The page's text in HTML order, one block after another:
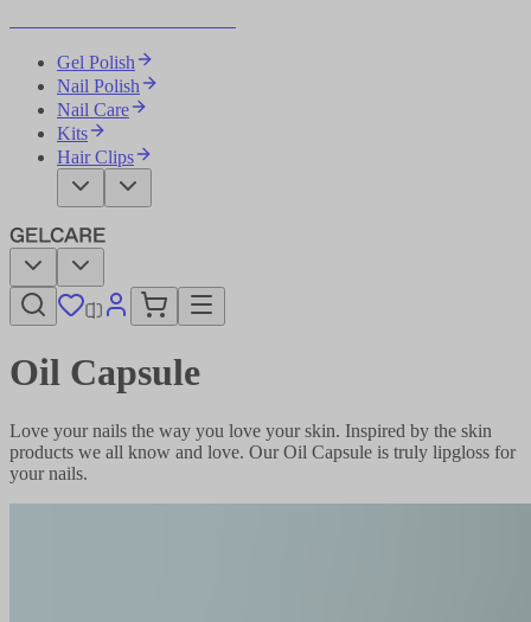
Gel Polish
Nail Polish
Nail Care
Kits
Hair Clips
Oil Capsule​​​​‌ ‍ ​‍​‍‌‍ ‌ ​‍‌‍‍‌‌‍‌ ‌‍‍‌‌‍ ‍​‍​‍​ ‍‍​‍​‍‌ ​ ‌‍​‌‌‍ ‍‌‍‍‌‌ ‌​‌ ‍‌​‍ ‍‌‍‍‌‌‍ ​‍​‍​‍ ​​‍​‍‌‍‍​‌ ​‍‌‍‌‌‌‍‌‍​‍​‍​ ‍‍​‍​‍‌‍‍​‌ ‌​‌ ‌​‌ ​​‌ ​ ​ ‍‍​‍ ​‍ ‌‍‌ ‌‍‌‌‌‍ ​‌‍​ ‌‍​‌‌ ​‍‌‍‌‌​‍ ‍‌ ​ ‌‍​‌‌‍ ‍‌‍‍‌‌ ‌​‌ ‍‌​‍ ‍‌ ​ ‌ ‌​‌ ‌‌‌‍‌​‌‍‍‌‌‍ ​‍ ‌‍‍‌‌‍ ‍‌ ‌​‌‍‌‌‌‍ ‍‌ ‌​​‍ ‌‍‌‌‌‍‌​‌‍‍‌‌ ‌​​‍ ‌‍ ‌‌‍ ‌‍‌​‌‍‌‌​ ‌‌ ​​‌ ​‍‌‍‌‌‌ ​ ‌‍‌‌‌‍ ‍‌ ‌​‌‍​‌‌ ‌​‌‍‍‌‌‍ ‌‍ ‍​ ‍ ‌‍‍‌‌‍‌​​ ‌‌ ​ ‌‍‍​‌‍ ‌ ​​‌‍‍‌‌‍‌‍‌ ‍‌‌​​ ‌‍ ‌‍ ​‌‍ ​‌‍‌‌‌‍​ ‌ ‌​‌‍‍‌‌‍ ‌‍ ‍​‍ ‌​ ‌​​ ‌ ​ ​ ​ ​‌​ ‌​​ ​ ​ ‍‌​ ​​​ ​‍​ ‌‌​ ​​​ ​‌​ ‍ ‌ ‌​‌ ‍‌‌ ​​‌‍‌‌​ ‌‌‍​ ‌‍ ‌‍ ​‌‍ ​‌‍‌‌‌‍​ ‌ ‌​‌‍‍‌‌‍ ‌‍ ‍​ ‍ ‌ ​​‌‍​‌‌ ‌​‌‍‍​​ ‌‌‍‍​‌‍‌‌‌ ​‍‌‍ ​‍ ‍‌ ‌​‌‍‍‌‌ ‌​‌‍ ​‌‍‌‌​‍‌‌​ ‌‌‌​​‍‌‌ ‌‍‍ ‌‍‌‌‌ ‍‌​‍‌‌​ ​ ‌​‌​​‍‌‌​ ​ ‌​‌​​‍‌‌​ ​‍​ ​‍‌‍‌‌‌‍ ‍​‍‌‌​ ​‍​ ​‍​‍‌‌​ ‌‌‌​‌​​‍ ‍‌ ‌‍‌‍​‌‌‍ ​‌ ‌‌‌‍‌‌​ ‌‍​‍‌‍​‌‌ ​ ‌‍‌‌‌‌‌‌‌ ​‍‌‍ ​​ ‌‌‍‍​‌ ‌​‌ ‌​‌ ​​‌ ​ ​‍‌‌​ ​ ‌​​‌​‍‌‌​ ​‍‌​‌‍​‍‌‌​ ​‍‌​‌‍‌‍‌ ‌‍‌‌‌‍ ​‌‍​ ‌‍​‌‌ ​‍‌‍‌‌​‍ ‍‌ ​ ‌‍​‌‌‍ ‍‌‍‍‌‌ ‌​‌ ‍‌​‍ ‍‌ ​ ‌ ‌​‌ ‌‌‌‍‌​‌‍‍‌‌‍ ​‍‌‍‌‍‍‌‌‍‌​​ ‌‌ ​ ‌‍‍​‌‍ ‌ ​​‌‍‍‌‌‍‌‍‌ ‍‌‌​​ ‌‍ ‌‍ ​‌‍ ​‌‍‌‌‌‍​ ‌ ‌​‌‍‍‌‌‍ ‌‍ ‍​‍ ‌​ ‌​​ ‌ ​ ​ ​ ​‌​ ‌​​ ​ ​ ‍‌​ ​​​ ​‍​ ‌‌​ ​​​ ​‌​‍‌‍‌ ‌​‌ ‍‌‌ ​​‌‍‌‌​ ‌‌‍​ ‌‍ ‌‍ ​‌‍ ​‌‍‌‌‌‍​ ‌ ‌​‌‍‍‌‌‍ ‌‍ ‍​‍‌‍‌ ​​‌‍​‌‌ ‌​‌‍‍​​ ‌‌‍‍​‌‍‌‌‌ ​‍‌‍ ​‍ ‍‌ ‌​‌‍‍‌‌ ‌​‌‍ ​‌‍‌‌​‍‌‌​ ‌‌‌​​‍‌‌ ‌‍‍ ‌‍‌‌‌ ‍‌​‍‌‌​ ​ ‌​‌​​‍‌‌​ ​ ‌​‌​​‍‌‌​ ​‍​ ​‍‌‍‌‌‌‍ ‍​‍‌‌​ ​‍​ ​‍​‍‌‌​ ‌‌‌​‌​​‍ ‍‌ ‌‍‌‍​‌‌‍ ​‌ ‌‌‌‍‌‌​‍‌‍‌ ​​‌‍‌‌‌ ​‍‌ ​ ‌ ​​‌‍‌‌‌‍​ ‌ ‌​‌‍‍‌‌ ‌‍‌‍‌‌​ ‌‌ ​​‌ ‌‌‌‍​‍‌‍ ​‌‍‍‌‌ ​ ‌‍‍​‌‍‌‌‌‍‌​​‍​‍‌ ‌
Love your nails the way you love your skin. Inspired by the skin
products we all know and love. Our Oil Capsule is truly lipgloss for
your nails.​​​​‌ ‍ ​‍​‍‌‍ ‌ ​‍‌‍‍‌‌‍‌ ‌‍‍‌‌‍ ‍​‍​‍​ ‍‍​‍​‍‌ ​ ‌‍​‌‌‍ ‍‌‍‍‌‌ ‌​‌ ‍‌​‍ ‍‌‍‍‌‌‍ ​‍​‍​‍ ​​‍​‍‌‍‍​‌ ​‍‌‍‌‌‌‍‌‍​‍​‍​ ‍‍​‍​‍‌‍‍​‌ ‌​‌ ‌​‌ ​​‌ ​ ​ ‍‍​‍ ​‍ ‌‍‌ ‌‍‌‌‌‍ ​‌‍​ ‌‍​‌‌ ​‍‌‍‌‌​‍ ‍‌ ​ ‌‍​‌‌‍ ‍‌‍‍‌‌ ‌​‌ ‍‌​‍ ‍‌ ​ ‌ ‌​‌ ‌‌‌‍‌​‌‍‍‌‌‍ ​‍ ‌‍‍‌‌‍ ‍‌ ‌​‌‍‌‌‌‍ ‍‌ ‌​​‍ ‌‍‌‌‌‍‌​‌‍‍‌‌ ‌​​‍ ‌‍ ‌‌‍ ‌‍‌​‌‍‌‌​ ‌‌ ​​‌ ​‍‌‍‌‌‌ ​ ‌‍‌‌‌‍ ‍‌ ‌​‌‍​‌‌ ‌​‌‍‍‌‌‍ ‌‍ ‍​ ‍ ‌‍‍‌‌‍‌​​ ‌‌ ​ ‌‍‍​‌‍ ‌ ​​‌‍‍‌‌‍‌‍‌ ‍‌‌​​ ‌‍ ‌‍ ​‌‍ ​‌‍‌‌‌‍​ ‌ ‌​‌‍‍‌‌‍ ‌‍ ‍​‍ ‌​ ‌​​ ‌ ​ ​ ​ ​‌​ ‌​​ ​ ​ ‍‌​ ​​​ ​‍​ ‌‌​ ​​​ ​‌​ ‍ ‌ ‌​‌ ‍‌‌ ​​‌‍‌‌​ ‌‌‍​ ‌‍ ‌‍ ​‌‍ ​‌‍‌‌‌‍​ ‌ ‌​‌‍‍‌‌‍ ‌‍ ‍​ ‍ ‌ ​​‌‍​‌‌ ‌​‌‍‍​​ ‌‌‍‍​‌‍‌‌‌ ​‍‌‍ ​‍ ‍‌‍‌​‌‍‌‌‌ ​ ‌‍​ ‌ ​‍‌‍‍‌‌ ​​‌ ‌​‌‍‍‌‌‍ ‌‍ ‍​‍‌‌​ ‌‌‌​​‍‌‌ ‌‍‍ ‌‍‌‌‌ ‍‌​‍‌‌​ ​ ‌​‌​​‍‌‌​ ​ ‌​‌​​‍‌‌​ ​‍​ ​‍‌‍‌‌‌‍ ‍​‍‌‌​ ​‍​ ​‍​‍‌‌​ ‌‌‌​‌​​‍ ‍‌ ‌‍‌‍​‌‌‍ ​‌ ‌‌‌‍‌‌​‍‌‌​ ‌‌‌​​‍‌‌ ‌‍‍ ‌‍‌‌‌ ‍‌​‍‌‌​ ​ ‌​‌​​‍‌‌​ ​ ‌​‌​​‍‌‌​ ​‍​ ​‍​ ​‍‌‍​ ‌‍​‌​ ‌ ‌‍​‌​ ‌ ‌‍‌‍‌‍‌‌‌‍‌‌​ ​​​ ‌ ​ ‍‌​‍‌‌​ ​‍​ ​‍​‍‌‌​ ‌‌‌​‌​​‍ ‍‌‍​ ‌‍‍​‌‍‍‌‌‍ ​‌‍‌​‌ ​‍‌‍‌‌‌‍ ‍​‍‌‌​ ‌‌‌​​‍‌‌ ‌‍‍ ‌‍‌‌‌ ‍‌​‍‌‌​ ​ ‌​‌​​‍‌‌​ ​ ‌​‌​​‍‌‌​ ​‍​ ​‍‌‍‌‍​ ‌ ‌‍​‍​ ‍​​ ‍‌​ ‌​​ ​​​ ‌‍​ ​‌​ ‍‌​ ‌ ‌‍​‍​ ​​​‍‌‌​ ​‍​ ​‍​‍‌‌​ ‌‌‌​‌​​‍ ‍‌ ‌​‌‍‌‌‌ ‍​‌ ‌​​ ‌‍​‍‌‍​‌‌ ​ ‌‍‌‌‌‌‌‌‌ ​‍‌‍ ​​ ‌‌‍‍​‌ ‌​‌ ‌​‌ ​​‌ ​ ​‍‌‌​ ​ ‌​​‌​‍‌‌​ ​‍‌​‌‍​‍‌‌​ ​‍‌​‌‍‌‍‌ ‌‍‌‌‌‍ ​‌‍​ ‌‍​‌‌ ​‍‌‍‌‌​‍ ‍‌ ​ ‌‍​‌‌‍ ‍‌‍‍‌‌ ‌​‌ ‍‌​‍ ‍‌ ​ ‌ ‌​‌ ‌‌‌‍‌​‌‍‍‌‌‍ ​‍‌‍‌‍‍‌‌‍‌​​ ‌‌ ​ ‌‍‍​‌‍ ‌ ​​‌‍‍‌‌‍‌‍‌ ‍‌‌​​ ‌‍ ‌‍ ​‌‍ ​‌‍‌‌‌‍​ ‌ ‌​‌‍‍‌‌‍ ‌‍ ‍​‍ ‌​ ‌​​ ‌ ​ ​ ​ ​‌​ ‌​​ ​ ​ ‍‌​ ​​​ ​‍​ ‌‌​ ​​​ ​‌​‍‌‍‌ ‌​‌ ‍‌‌ ​​‌‍‌‌​ ‌‌‍​ ‌‍ ‌‍ ​‌‍ ​‌‍‌‌‌‍​ ‌ ‌​‌‍‍‌‌‍ ‌‍ ‍​‍‌‍‌ ​​‌‍​‌‌ ‌​‌‍‍​​ ‌‌‍‍​‌‍‌‌‌ ​‍‌‍ ​‍ ‍‌‍‌​‌‍‌‌‌ ​ ‌‍​ ‌ ​‍‌‍‍‌‌ ​​‌ ‌​‌‍‍‌‌‍ ‌‍ ‍​‍‌‌​ ‌‌‌​​‍‌‌ ‌‍‍ ‌‍‌‌‌ ‍‌​‍‌‌​ ​ ‌​‌​​‍‌‌​ ​ ‌​‌​​‍‌‌​ ​‍​ ​‍‌‍‌‌‌‍ ‍​‍‌‌​ ​‍​ ​‍​‍‌‌​ ‌‌‌​‌​​‍ ‍‌ ‌‍‌‍​‌‌‍ ​‌ ‌‌‌‍‌‌​‍‌‌​ ‌‌‌​​‍‌‌ ‌‍‍ ‌‍‌‌‌ ‍‌​‍‌‌​ ​ ‌​‌​​‍‌‌​ ​ ‌​‌​​‍‌‌​ ​‍​ ​‍​ ​‍‌‍​ ‌‍​‌​ ‌ ‌‍​‌​ ‌ ‌‍‌‍‌‍‌‌‌‍‌‌​ ​​​ ‌ ​ ‍‌​‍‌‌​ ​‍​ ​‍​‍‌‌​ ‌‌‌​‌​​‍ ‍‌‍​ ‌‍‍​‌‍‍‌‌‍ ​‌‍‌​‌ ​‍‌‍‌‌‌‍ ‍​‍‌‌​ ‌‌‌​​‍‌‌ ‌‍‍ ‌‍‌‌‌ ‍‌​‍‌‌​ ​ ‌​‌​​‍‌‌​ ​ ‌​‌​​‍‌‌​ ​‍​ ​‍‌‍‌‍​ ‌ ‌‍​‍​ ‍​​ ‍‌​ ‌​​ ​​​ ‌‍​ ​‌​ ‍‌​ ‌ ‌‍​‍​ ​​​‍‌‌​ ​‍​ ​‍​‍‌‌​ ‌‌‌​‌​​‍ ‍‌ ‌​‌‍‌‌‌ ‍​‌ ‌​​‍‌‍‌ ​​‌‍‌‌‌ ​‍‌ ​ ‌ ​​‌‍‌‌‌‍​ ‌ ‌​‌‍‍‌‌ ‌‍‌‍‌‌​ ‌‌ ​​‌ ‌‌‌‍​‍‌‍ ​‌‍‍‌‌ ​ ‌‍‍​‌‍‌‌‌‍‌​​‍​‍‌ ‌